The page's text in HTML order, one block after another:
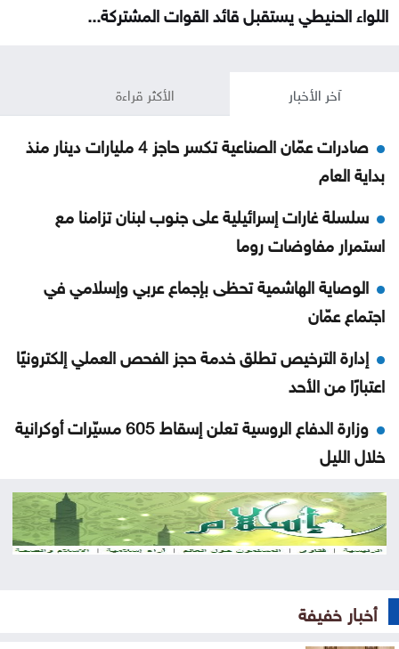
اللواء الحنيطي يستقبل قائد القوات المشتركة...
آخر الأخبار الأكثر قراءة
صادرات عمّان الصناعية تكسر حاجز 4 مليارات دينار منذ
بداية العام
سلسلة غارات إسرائيلية على جنوب لبنان تزامنا مع
استمرار مفاوضات روما
الوصاية الهاشمية تحظى بإجماع عربي وإسلامي في
اجتماع عمّان
إدارة الترخيص تطلق خدمة حجز الفحص العملي إلكترونيًا
اعتبارًا من الأحد
وزارة الدفاع الروسية تعلن إسقاط 605 مسيّرات أوكرانية
خلال الليل
العقبة الاقتصادية والسفارة الأميركية تناقشان فرص
التعاون والاستثمار
أخبار خفيفة